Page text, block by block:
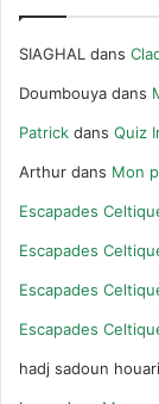
SIAGHAL dans
Doumbouya dans
Patrick dans Quiz
Arthur dans Mon
Escapades
Escapades
Escapades
Escapades
hadj sadoun houari